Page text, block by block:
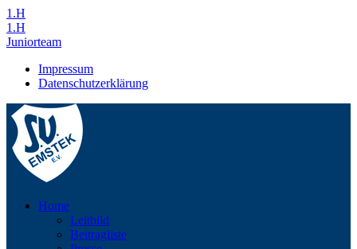
1.H
1.H
Juniorteam
Impressum
Datenschutzerklärung
Home
Leitbild
Beitragliste